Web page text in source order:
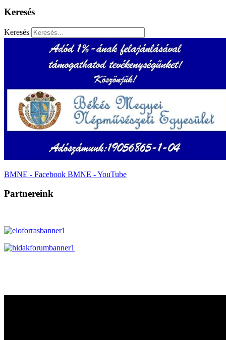
Keresés
Keresés
BMNE - Facebook BMNE - YouTube
Partnereink